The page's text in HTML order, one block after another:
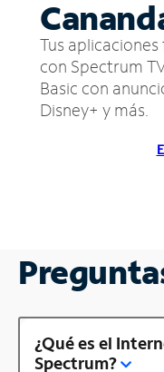
Tus
con Spectrum
Basic con
Disney+ y más.
¿Qué es el
Spectrum?